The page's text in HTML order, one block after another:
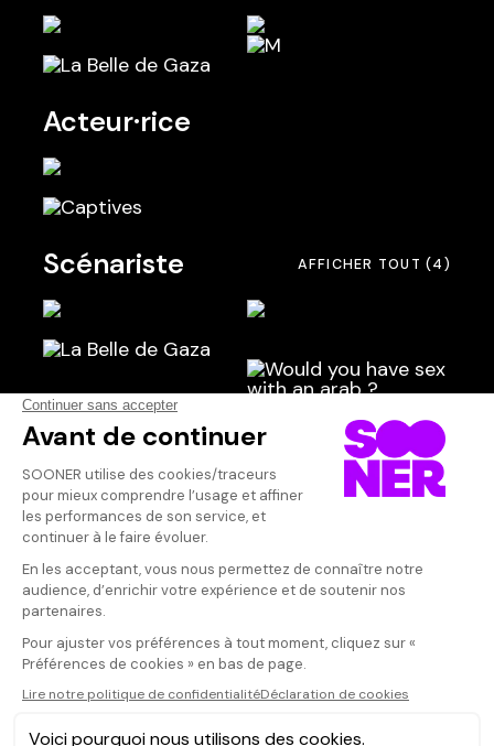
Acteur·rice
Scénariste AFFICHER TOUT (4)
Producteur·rice
Qui sommes-nous ?
Dispo dans l'abonnement
Actionnaires
Mentions légales